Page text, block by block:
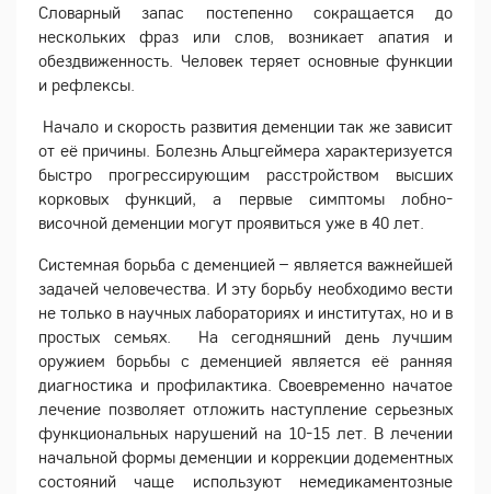
Словарный запас постепенно сокращается до
нескольких фраз или слов, возникает апатия и
обездвиженность. Человек теряет основные функции
и рефлексы.
Начало и скорость развития деменции так же зависит
от её причины. Болезнь Альцгеймера характеризуется
быстро прогрессирующим расстройством высших
корковых функций, а первые симптомы лобно-
височной деменции могут проявиться уже в 40 лет.
Системная борьба с деменцией – является важнейшей
задачей человечества. И эту борьбу необходимо вести
не только в научных лабораториях и институтах, но и в
простых семьях. На сегодняшний день лучшим
оружием борьбы с деменцией является её ранняя
диагностика и профилактика. Своевременно начатое
лечение позволяет отложить наступление серьезных
функциональных нарушений на 10-15 лет. В лечении
начальной формы деменции и коррекции додементных
состояний чаще используют немедикаментозные